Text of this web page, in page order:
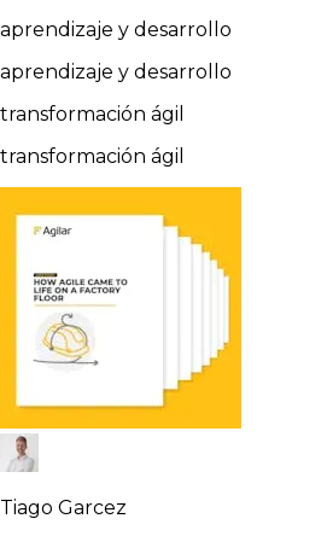
aprendizaje y desarrollo
aprendizaje y desarrollo
transformación ágil
transformación ágil
Tiago Garcez